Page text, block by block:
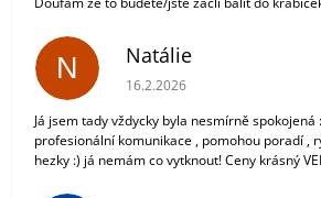
N Natálie
Hodnocení obchodu je 5 z 5
16.2.2026
Já jsem tady vždycky byla nesmírně spokojená
profesionální komunikace , pomohou poradí ,
hezky :) já nemám co vytknout! Ceny krásný